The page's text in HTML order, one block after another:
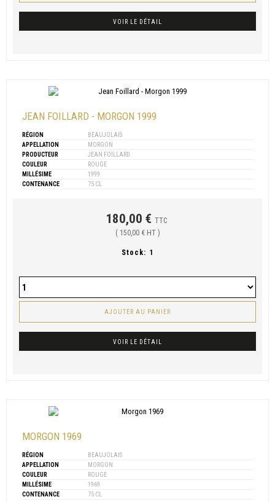
VOIR LE DÉTAIL
JEAN FOILLARD - MORGON 1999
RÉGION
BEAUJOLAIS
APPELLATION
MORGON
PRODUCTEUR
JEAN FOILLARD
COULEUR
ROUGE
MILLÉSIME
1999
CONTENANCE
75 CL
180,00 € TTC
( 150,00 € HT )
Stock: 1
AJOUTER AU PANIER
VOIR LE DÉTAIL
MORGON 1969
RÉGION
BEAUJOLAIS
APPELLATION
MORGON
COULEUR
ROUGE
MILLÉSIME
1969
CONTENANCE
75 CL